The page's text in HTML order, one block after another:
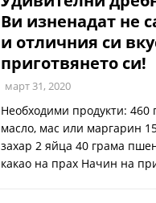
Ви изненадат не
и отличния си
приготвянето си!
март 31, 2020
Необходими продукти:
масло, мас или маргарин
захар 2 яйца 40 грама
какао на прах Начин на